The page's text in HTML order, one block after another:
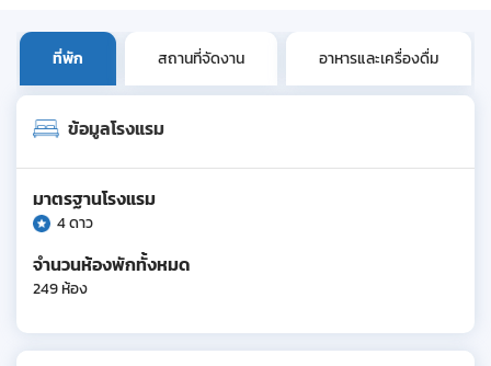
ที่พัก สถานที่จัดงาน อาหารและเครื่องดื่ม
ข้อมูลโรงแรม
มาตรฐานโรงแรม
4 ดาว
จำนวนห้องพักทั้งหมด
249 ห้อง